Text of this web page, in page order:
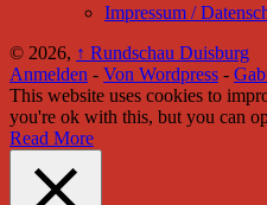
Impressum /
© 2026, ↑ Rundschau Duisburg
Anmelden - Von Wordpress -
This website uses cookies to
you're ok with this, but you can
Read More